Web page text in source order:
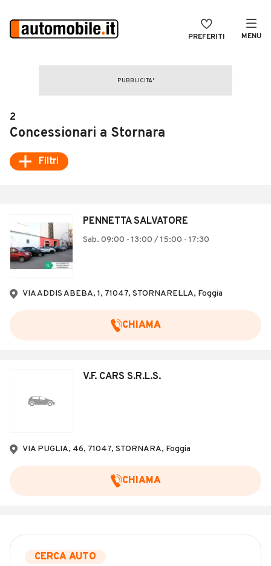
PREFERITI MENU
Auto Km 0
Auto Nuove
Moto
Camper
ACCEDI
2
Concessionari a Stornara
Filtri
PENNETTA SALVATORE
Sab. 09:00 - 13:00 / 15:00 - 17:30
VIA ADDIS ABEBA, 1, 71047, STORNARELLA, Foggia
CHIAMA
V.F. CARS S.R.L.S.
VIA PUGLIA, 46, 71047, STORNARA, Foggia
CHIAMA
CERCA AUTO